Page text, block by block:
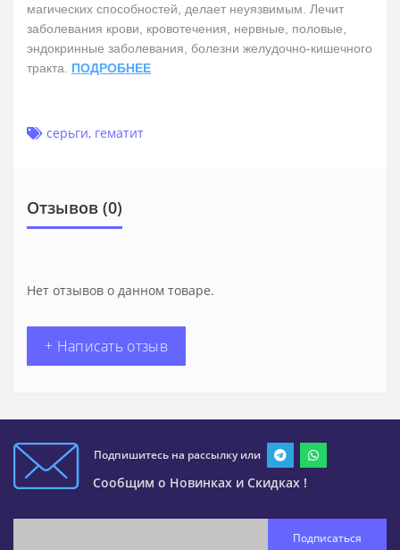
магических способностей, делает неуязвимым. Лечит
заболевания крови, кровотечения, нервные, половые,
эндокринные заболевания, болезни желудочно-кишечного
тракта. ПОДРОБНЕЕ
серьги, гематит
Отзывов (0)
Нет отзывов о данном товаре.
+ Написать отзыв
Подпишитесь на рассылку или
Сообщим о Новинках и Скидках !
Подписаться